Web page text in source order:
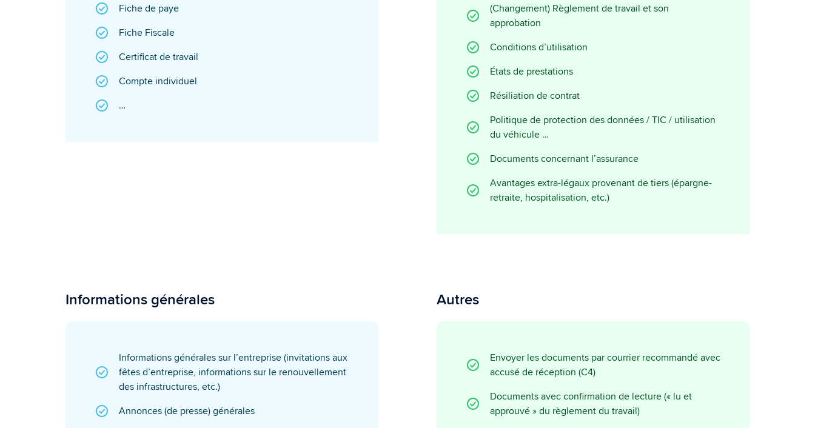
Fiche de paye
Fiche Fiscale
Certificat de travail
Compte individuel
…
(Changement) Règlement de travail et son
approbation
Conditions d’utilisation
États de prestations
Résiliation de contrat
Politique de protection des données / TIC / utilisation
du véhicule …
Documents concernant l’assurance
Avantages extra-légaux provenant de tiers (épargne-
retraite, hospitalisation, etc.)
Informations générales
Informations générales sur l’entreprise (invitations aux
fêtes d’entreprise, informations sur le renouvellement
des infrastructures, etc.)
Annonces (de presse) générales
Autres
Envoyer les documents par courrier recommandé avec
accusé de réception (C4)
Documents avec confirmation de lecture (« lu et
approuvé » du règlement du travail)